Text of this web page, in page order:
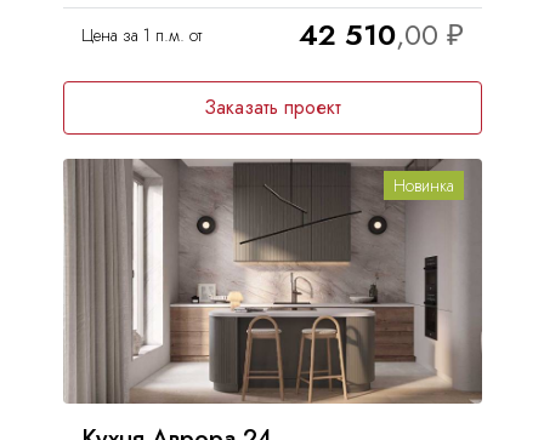
Цена за 1 п.м. от 42 510
Заказать проект
Новинка